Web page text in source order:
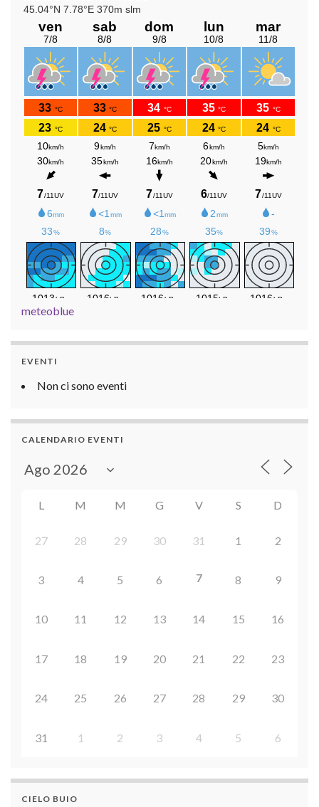
meteoblue
EVENTI
Non ci sono eventi
CALENDARIO EVENTI
L M M G V S D
27 28 29 30 31 1 2
3 4 5 6 7 8 9
10 11 12 13 14 15 16
17 18 19 20 21 22 23
24 25 26 27 28 29 30
31 1 2 3 4 5 6
CIELO BUIO